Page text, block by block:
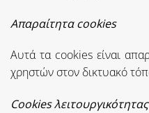
Απαραίτητα cookies
Αυτά τα cookies είναι
χρηστών στον δικτυακό
Cookies λειτουργικότητας